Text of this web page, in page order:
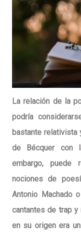
La relación de la
podría
bastante relativista
de Bécquer con
embargo, puede
nociones de
Antonio Machado
cantantes de trap
en su origen era